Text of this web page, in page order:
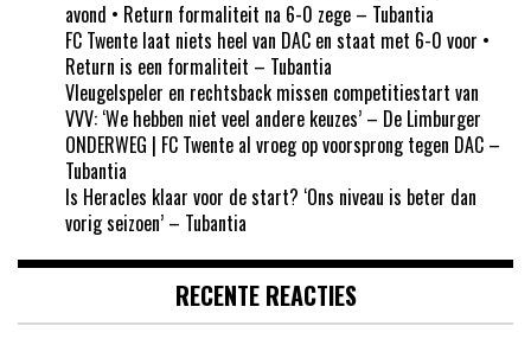
avond • Return formaliteit na 6-0 zege – Tubantia
FC Twente laat niets heel van DAC en staat met 6-0 voor •
Return is een formaliteit – Tubantia
Vleugelspeler en rechtsback missen competitiestart van
VVV: ‘We hebben niet veel andere keuzes’ – De Limburger
ONDERWEG | FC Twente al vroeg op voorsprong tegen DAC –
Tubantia
Is Heracles klaar voor de start? ‘Ons niveau is beter dan
vorig seizoen’ – Tubantia
RECENTE REACTIES